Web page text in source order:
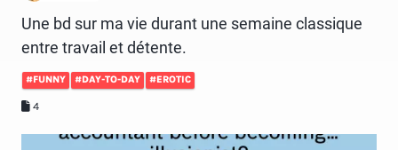
Une bd sur ma vie durant une semaine classique
entre travail et détente.
#FUNNY #DAY-TO-DAY #EROTIC
4